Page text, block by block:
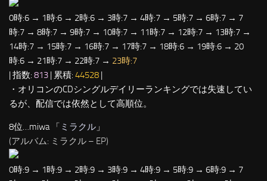
0時:6 → 1時:6 → 2時:6 → 3時:7 → 4時:7 → 5時:7 → 6時:7 → 7
時:7 → 8時:7 → 9時:7 → 10時:7 → 11時:7 → 12時:7 → 13時:7 →
14時:7 → 15時:7 → 16時:7 → 17時:7 → 18時:6 → 19時:6 → 20
時:6 → 21時:7 → 22時:7 → 23時:7
| 指数: 813 | 累積: 44528 |
・オリコンのCDシングルデイリーランキングでは失速してい
るが、配信では依然として高順位。
8位…miwa 「 ミラクル 」
(アルバム: ミラクル – EP)
0時:9 → 1時:9 → 2時:9 → 3時:9 → 4時:9 → 5時:9 → 6時:9 → 7